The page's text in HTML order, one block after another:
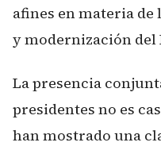
afines en materia
y modernización del
La presencia
presidentes no es
han mostrado una